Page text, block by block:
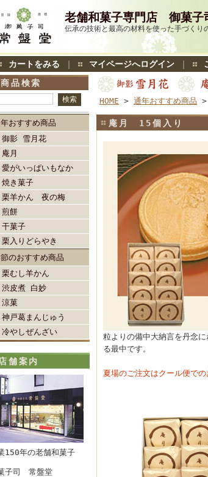
老舗和菓子専門店 御菓
伝承の技術と最高の材料を使った手づくり
カートをみる ｜ マイページへログイン ｜
商品検索
おすすめ商品
御影 雪月花
庵月
愛がいっぱいもなか
焼き菓子
栗羊かん 夜の梅
煎餅
干菓子
栗入りどらやき
のおすすめ商品
栗むし羊かん
渋皮煮 白妙
涼菓
神戸葛まんじゅう
冷やしぜんざい
店舗案内
150年の老舗和菓子
子司 常盤堂
HOME > 通年おすすめ商品 >
庵月 15個入り
粒よりの備中大納言を丹念
る最中です。
夏場のご注文はクール便での